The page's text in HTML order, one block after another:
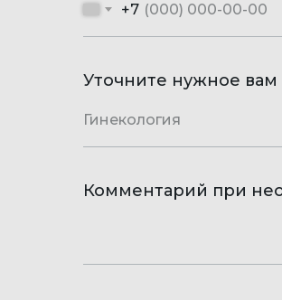
+7
Уточните нужное вам
Комментарий при